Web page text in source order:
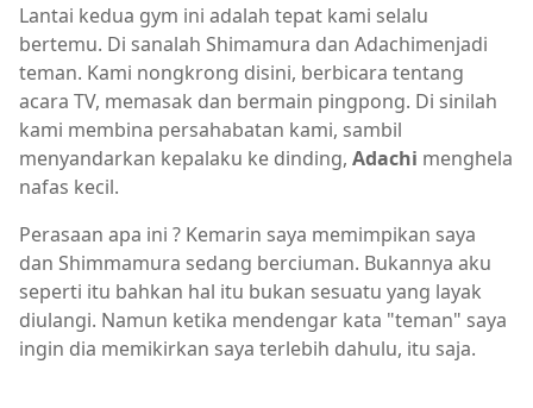
Lantai kedua gym ini adalah tepat kami selalu
bertemu. Di sanalah Shimamura dan Adachimenjadi
teman. Kami nongkrong disini, berbicara tentang
acara TV, memasak dan bermain pingpong. Di sinilah
kami membina persahabatan kami, sambil
menyandarkan kepalaku ke dinding, Adachi menghela
nafas kecil.
Perasaan apa ini ? Kemarin saya memimpikan saya
dan Shimmamura sedang berciuman. Bukannya aku
seperti itu bahkan hal itu bukan sesuatu yang layak
diulangi. Namun ketika mendengar kata "teman" saya
ingin dia memikirkan saya terlebih dahulu, itu saja.